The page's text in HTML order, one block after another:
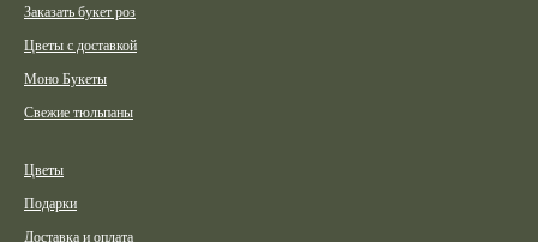
Заказать букет роз
Цветы с доставкой
Моно Букеты
Свежие тюльпаны
Цветы
Подарки
Доставка и оплата